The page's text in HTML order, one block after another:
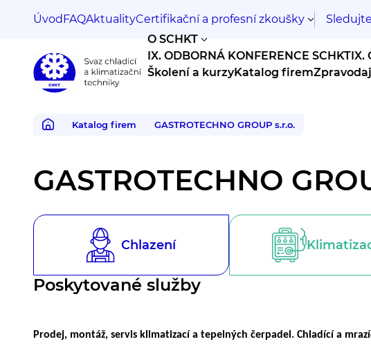
ÚvodFAQAktualityCertifikační a profesní zkoušky
Svaz
chladicí
klimatizační
Školení a kurzyKatalog firem
IX. ODBORNÁ KONFERENCE SCHKTIX.
O SCHKT
Katalog firem GASTROTECHNO GROUP s.r.o.
GASTROTECHNO
Chlazení
Poskytované služby
Prodej, montáž, servis klimatizací a tepelných čerpadel. Chladící a